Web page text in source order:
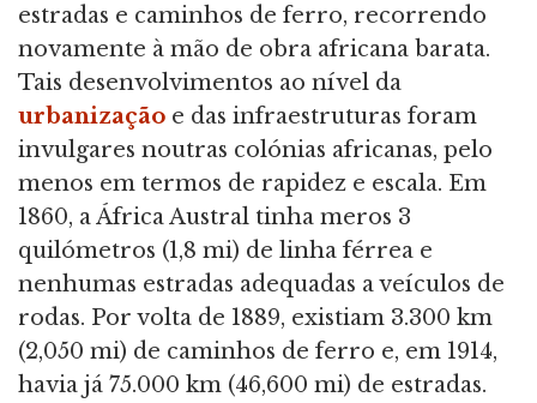
estradas e caminhos de ferro, recorrendo
novamente à mão de obra africana barata.
Tais desenvolvimentos ao nível da
urbanização e das infraestruturas foram
invulgares noutras colónias africanas, pelo
menos em termos de rapidez e escala. Em
1860, a África Austral tinha meros 3
quilómetros (1,8 mi) de linha férrea e
nenhumas estradas adequadas a veículos de
rodas. Por volta de 1889, existiam 3.300 km
(2,050 mi) de caminhos de ferro e, em 1914,
havia já 75.000 km (46,600 mi) de estradas.